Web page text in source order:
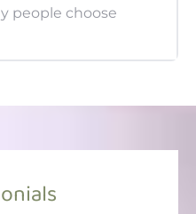
people choose